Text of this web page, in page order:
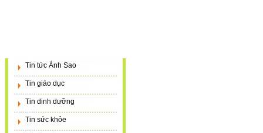
Tin tức Ánh Sao
Tin giáo dục
Tin dinh dưỡng
Tin sức khỏe